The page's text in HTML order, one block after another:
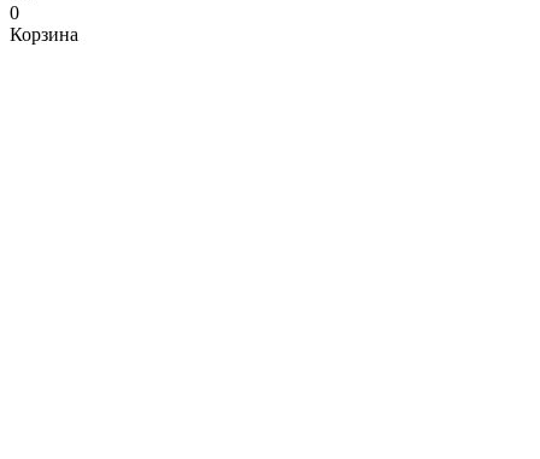
0
Корзина